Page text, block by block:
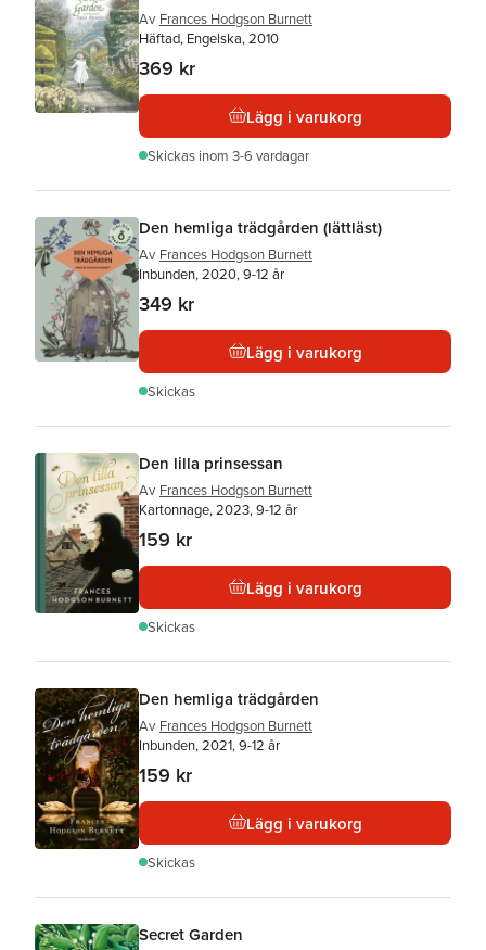
Av Frances Hodgson Burnett
Häftad, Engelska, 2010
369 kr
Lägg i varukorg
Skickas inom 3-6 vardagar
Den hemliga trädgården (lättläst)
Av Frances Hodgson Burnett
Inbunden, 2020, 9-12 år
349 kr
Lägg i varukorg
Skickas
Den lilla prinsessan
Av Frances Hodgson Burnett
Kartonnage, 2023, 9-12 år
159 kr
Lägg i varukorg
Skickas
Den hemliga trädgården
Av Frances Hodgson Burnett
Inbunden, 2021, 9-12 år
159 kr
Lägg i varukorg
Skickas
Secret Garden